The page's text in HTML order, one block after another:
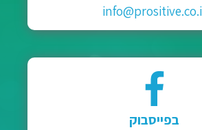
בפייסבוק